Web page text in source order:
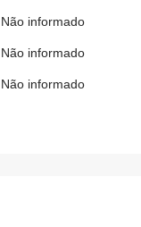
Não informado
Não informado
Não informado